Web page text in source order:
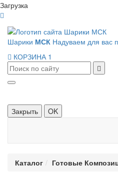
Загрузка
Шарики МСК Надуваем для вас
КОРЗИНА 1
Закрыть OK
Каталог Готовые